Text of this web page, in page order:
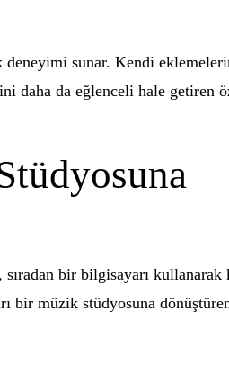
deneyimi sunar. Kendi
daha da eğlenceli hale getiren
bir bilgisayarı kullanarak
bir müzik stüdyosuna